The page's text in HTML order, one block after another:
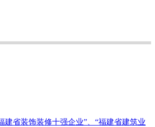
省装饰装修十强企业”、“福建省建筑业